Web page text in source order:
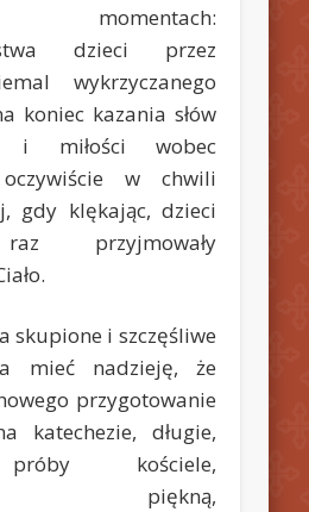
dzieci przez
wykrzyczanego
koniec kazania słów
i miłości wobec
w chwili
gdy klękając, dzieci
przyjmowały
skupione i szczęśliwe
mieć nadzieję, że
przygotowanie
długie,
kościele,
piękną,